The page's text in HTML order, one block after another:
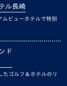
ル長崎
ムビューホテルで特別
ド
たゴルフ＆ホテルのリ